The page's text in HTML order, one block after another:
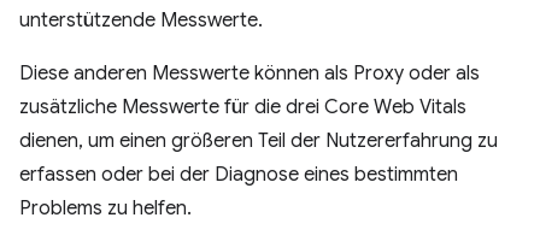
unterstützende Messwerte.
Diese anderen Messwerte können als Proxy oder als
zusätzliche Messwerte für die drei Core Web Vitals
dienen, um einen größeren Teil der Nutzererfahrung zu
erfassen oder bei der Diagnose eines bestimmten
Problems zu helfen.